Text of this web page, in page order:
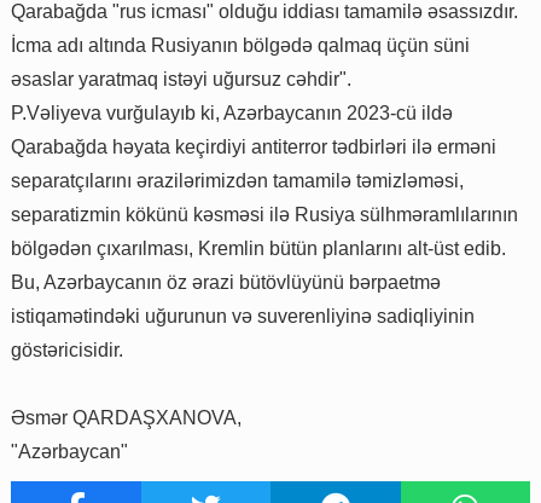
Qarabağda "rus icması" olduğu iddiası tamamilə əsassızdır.
İcma adı altında Rusiyanın bölgədə qalmaq üçün süni
əsaslar yaratmaq istəyi uğursuz cəhdir".
P.Vəliyeva vurğulayıb ki, Azərbaycanın 2023-cü ildə
Qarabağda həyata keçirdiyi antiterror tədbirləri ilə erməni
separatçılarını ərazilərimizdən tamamilə təmizləməsi,
separatizmin kökünü kəsməsi ilə Rusiya sülhməramlılarının
bölgədən çıxarılması, Kremlin bütün planlarını alt-üst edib.
Bu, Azərbaycanın öz ərazi bütövlüyünü bərpaetmə
istiqamətindəki uğurunun və suverenliyinə sadiqliyinin
göstəricisidir.
Əsmər QARDAŞXANOVA,
"Azərbaycan"